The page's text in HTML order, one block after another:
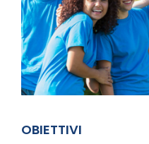
OBIETTIVI